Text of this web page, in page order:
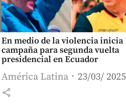
En medio de la violencia inicia
campaña para segunda vuelta
presidencial en Ecuador
América Latina 23/03/ 2025
share